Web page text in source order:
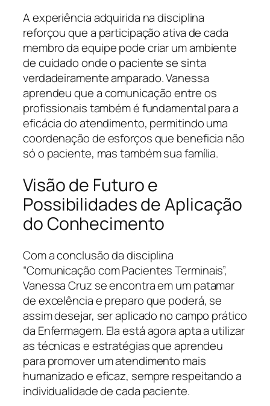
A experiência adquirida na disciplina
reforçou que a participação ativa de cada
membro da equipe pode criar um ambiente
de cuidado onde o paciente se sinta
verdadeiramente amparado. Vanessa
aprendeu que a comunicação entre os
profissionais também é fundamental para a
eficácia do atendimento, permitindo uma
coordenação de esforços que beneficia não
só o paciente, mas também sua família.
Visão de Futuro e
Possibilidades de Aplicação
do Conhecimento
Com a conclusão da disciplina
“Comunicação com Pacientes Terminais”,
Vanessa Cruz se encontra em um patamar
de excelência e preparo que poderá, se
assim desejar, ser aplicado no campo prático
da Enfermagem. Ela está agora apta a utilizar
as técnicas e estratégias que aprendeu
para promover um atendimento mais
humanizado e eficaz, sempre respeitando a
individualidade de cada paciente.